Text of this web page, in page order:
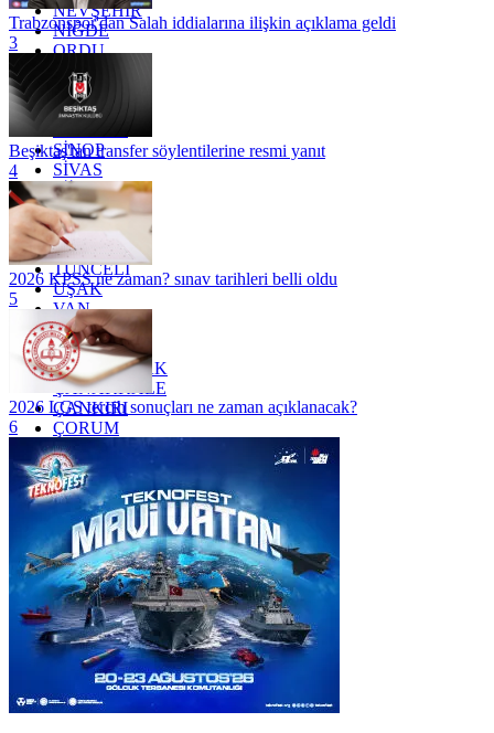
NEVŞEHİR
NİĞDE
ORDU
OSMANİYE
RİZE
SAKARYA
SİNOP
SİVAS
SİİRT
TEKİRDAĞ
TOKAT
TRABZON
TUNCELİ
UŞAK
VAN
YALOVA
YOZGAT
ZONGULDAK
ÇANAKKALE
ÇANKIRI
ÇORUM
İSTANBUL
İZMİR
ŞANLIURFA
ŞIRNAK
Trabzonspor'dan Salah iddialarına ilişkin açıklama geldi
3
Beşiktaş'tan transfer söylentilerine resmi yanıt
4
2026 KPSS ne zaman? sınav tarihleri belli oldu
5
2026 LGS tercih sonuçları ne zaman açıklanacak?
6